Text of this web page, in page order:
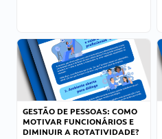
GESTÃO DE PESSOAS: COMO
MOTIVAR FUNCIONÁRIOS E
DIMINUIR A ROTATIVIDADE?